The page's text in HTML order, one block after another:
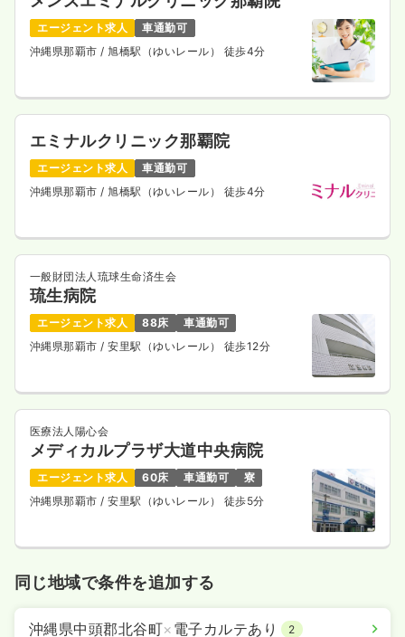
エージェント求人
車通勤可
沖縄県那覇市/ 旭橋駅（ゆいレール） 徒歩4分
エミナルクリニック那覇院
エージェント求人
車通勤可
沖縄県那覇市/ 旭橋駅（ゆいレール） 徒歩4分
一般財団法人琉球生命済生会
琉生病院
エージェント求人 88床
車通勤可
沖縄県那覇市/ 安里駅（ゆいレール） 徒歩12分
医療法人陽心会
メディカルプラザ大道中央病院
エージェント求人 60床 車通勤可
寮
沖縄県那覇市/ 安里駅（ゆいレール） 徒歩5分
同じ地域で条件を追加する
沖縄県中頭郡北谷町× 電子カルテあり 2